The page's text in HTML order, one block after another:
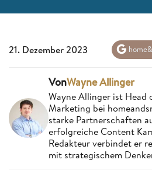
21. Dezember 2023
VonWayne Allinger
Wayne Allinger ist Head
Marketing bei
starke Partnerschaften
erfolgreiche Content
Redakteur verbindet er
mit strategischem